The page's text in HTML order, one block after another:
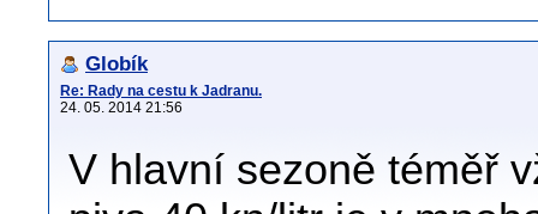
Globík
Re: Rady na cestu k Jadranu.
24. 05. 2014 21:56
V hlavní sezoně téměř